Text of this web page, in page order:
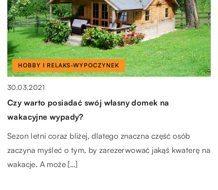
LAJFSTAJL
08.12.2021
Jakie są techniki radzenia sobie z gniewem i agresją?
Trudy wychowania dzieci, a do tego problemy dnia
codziennego nie są sprzymierzeńcami spokoju i
opanowania. Kiedy budzą się skrajne emocje, […]
LAJFSTAJL
16.01.2023
Jakie są powody, dla których warto rozważyć trapery
zimowe?
Trapery zimowe są kluczową częścią każdego zimowego
sezonu. Pomagają zachować ciepło, komfort i ochronę
przed warunkami atmosferycznymi. Są również
doskonałym […]
HOBBY I RELAKS-WYPOCZYNEK
30.03.2021
Czy warto posiadać swój własny domek na
wakacyjne wypady?
Sezon letni coraz bliżej, dlatego znaczna część osób
zaczyna myśleć o tym, by zarezerwować jakąś kwaterę na
wakacje. A może […]